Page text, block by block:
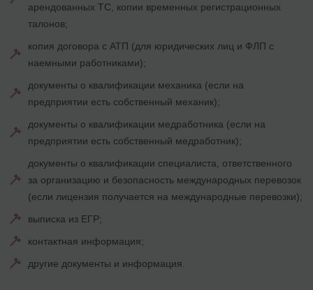
арендованных ТС, копии временных регистрационных
талонов;
копия договора с АТП (для юридических лиц и ФЛП с
наемными работниками);
документы о квалификации механика (если на
предприятии есть собственный механик);
документы о квалификации медработника (если на
предприятии есть собственный медработник);
документы о квалификации специалиста, ответственного
за организацию и безопасность международных перевозок
(если лицензия получается на международные перевозки);
выписка из ЕГР;
контактная информация;
другие документы и информация.